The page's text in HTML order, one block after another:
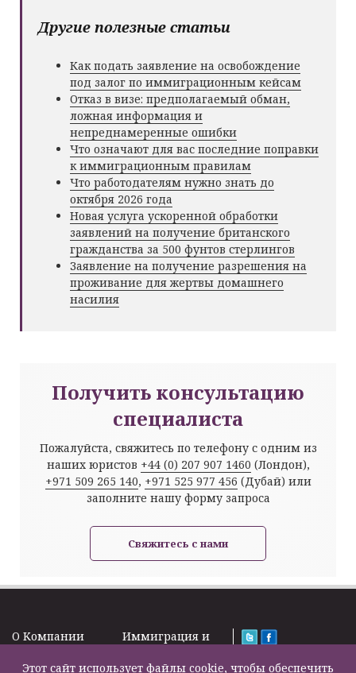
Другие полезные статьи
Как подать заявление на освобождение
под залог по иммиграционным кейсам
Отказ в визе: предполагаемый обман,
ложная информация и
непреднамеренные ошибки
Что означают для вас последние поправки
к иммиграционным правилам
Что работодателям нужно знать до
октября 2026 года
Новая услуга ускоренной обработки
заявлений на получение британского
гражданства за 500 фунтов стерлингов
Заявление на получение разрешения на
проживание для жертвы домашнего
насилия
Получить консультацию
специалиста
Пожалуйста, свяжитесь по телефону с одним из
наших юристов +44 (0) 207 907 1460 (Лондон),
+971 509 265 140, +971 525 977 456 (Дубай) или
заполните нашу форму запроса
Свяжитесь с нами
O Kомпании
Подписка на
Иммиграция и
Налоги и пенсии
Этот сайт использует файлы cookie, чтобы обеспечить